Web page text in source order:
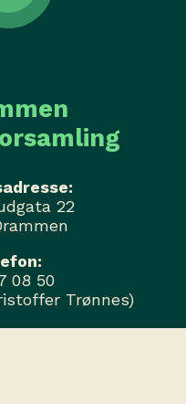
22
08 50
Trønnes)